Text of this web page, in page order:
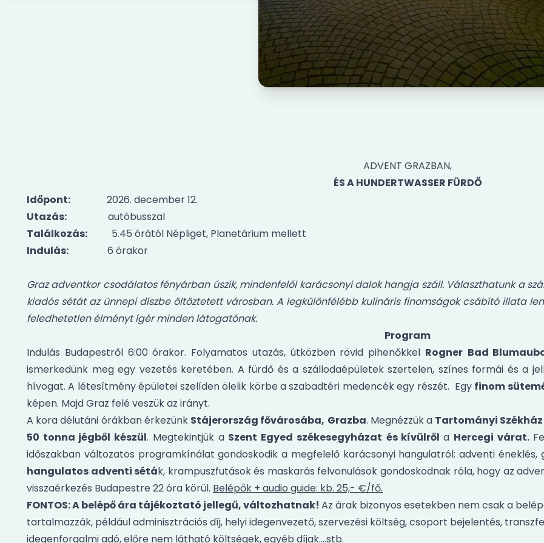
ADVENT GRAZBAN,
ÉS A HUNDERTWASSER FÜRDŐ
Időpont: 2026. december 12.
Utazás: autóbusszal
Találkozás: 5.45 órától Népliget, Planetárium mellett
Indulás: 6 órakor
Graz adventkor csodálatos fényárban úszik, mindenfelől karácsonyi dalok hangja száll. Választhatunk a
kiadós sétát az ünnepi díszbe öltöztetett városban. A legkülönfélébb kulináris finomságok csábító illata
feledhetetlen élményt ígér minden látogatónak.
Program
Indulás Budapestről 6:00 órakor. Folyamatos utazás, útközben rövid pihenőkkel Rogner Bad
ismerkedünk meg egy vezetés keretében. A fürdő és a szállodaépületek szertelen, színes formái és a
hívogat. A létesítmény épületei szelíden ölelik körbe a szabadtéri medencék egy részét. Egy finom
képen. Majd Graz felé veszük az irányt.
A kora délutáni órákban érkezünk Stájerország fővárosába, Grazba. Megnézzük a Tartományi Székház
50 tonna jégből készül. Megtekintjük a Szent Egyed székesegyházat és kívülrőla Hercegi várat.
időszakban változatos programkínálat gondoskodik a megfelelő karácsonyi hangulatról: adventi
hangulatos adventi séták, krampuszfutások és maskarás felvonulások gondoskodnak róla, hogy az
visszaérkezés Budapestre 22 óra körül. Belépők + audio guide: kb. 25,- €/fő.
FONTOS: A belépő ára tájékoztató jellegű, változhatnak! Az árak bizonyos esetekben nem csak a
tartalmazzák, például adminisztrációs díj, helyi idegenvezető, szervezési költség, csoport bejelentés,
idegenforgalmi adó, előre nem látható költségek, egyéb díjak….stb.